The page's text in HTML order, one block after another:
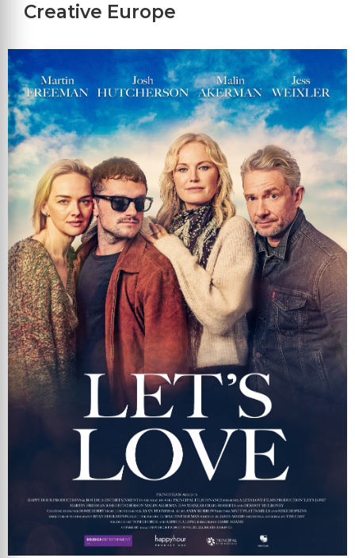
Creative Europe